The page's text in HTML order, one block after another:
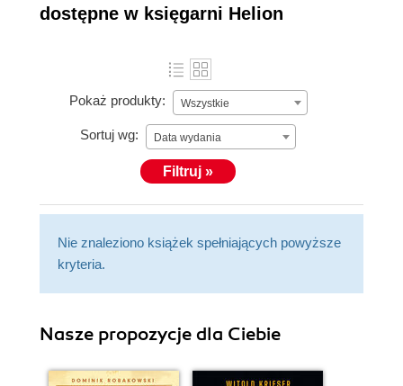
dostępne w księgarni Helion
Pokaż produkty: Wszystkie
Sortuj wg: Data wydania
Filtruj »
Nie znaleziono książek spełniających powyższe
kryteria.
Nasze propozycje dla Ciebie